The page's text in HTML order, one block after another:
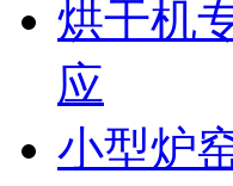
烘干机
应
小型炉